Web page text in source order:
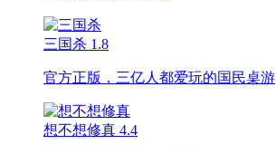
三国杀 1.8
官方正版，三亿人都爱玩的国民桌游
想不想修真 4.4